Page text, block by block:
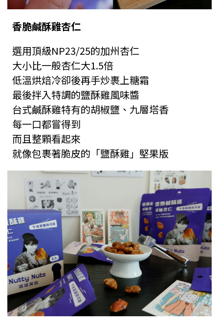
香脆鹹酥雞杏仁
選用頂級NP23/25的加州杏仁
大小比一般杏仁大1.5倍
低溫烘焙冷卻後再手炒裹上糖霜
最後拌入特調的鹽酥雞風味醬
台式鹹酥雞特有的胡椒鹽、九層塔香
每一口都嘗得到
而且整顆看起來
就像包裹著脆皮的「鹽酥雞」堅果版